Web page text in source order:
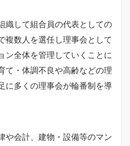
織して組合員の代表としての
複数人を選任し理事会として
ン全体を管理していくことに
て・体調不良や高齢などの理
に多くの理事会が輪番制を導
や会計、建物・設備等のマン